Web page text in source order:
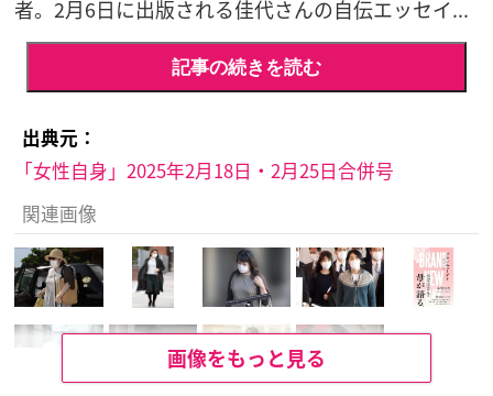
者。2月6日に出版される佳代さんの自伝エッセイ...
記事の続きを読む
出典元：
「女性自身」2025年2月18日・2月25日合併号
関連画像
画像をもっと見る